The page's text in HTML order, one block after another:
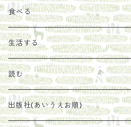
お茶
エキス
珈琲豆
太山寺珈琲焙煎室
食べる
ジャム
うめぼし
塩
生活する
エコラップ
石けん
読む
刊行から時間が経ったけれど、長
出版社(あいうえお順)